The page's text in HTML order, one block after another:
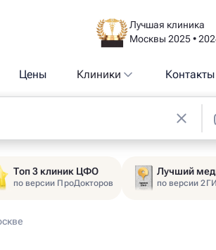
Лучшая клиника
Москвы 2025 •
Цены Клиники Контакты
Топ 3 клиник ЦФО
по версии ПроДокторов
Лучший
по версии